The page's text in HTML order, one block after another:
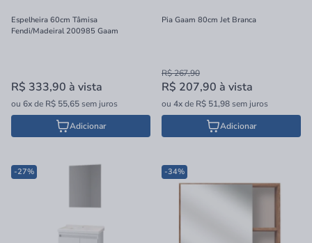
Espelheira 60cm Tâmisa
Fendi/Madeiral 200985 Gaam
R$ 333,90 à vista
ou 6xde R$ 55,65sem juros
Adicionar
Pia Gaam 80cm Jet Branca
R$ 267,90
R$ 207,90 à vista
ou 4xde R$ 51,98sem juros
Adicionar
-27% -34%